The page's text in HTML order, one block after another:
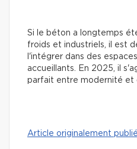
Si le béton a longtemps
froids et industriels, il est
l'intégrer dans des
accueillants. En 2025, il
parfait entre modernité et
Article originalement